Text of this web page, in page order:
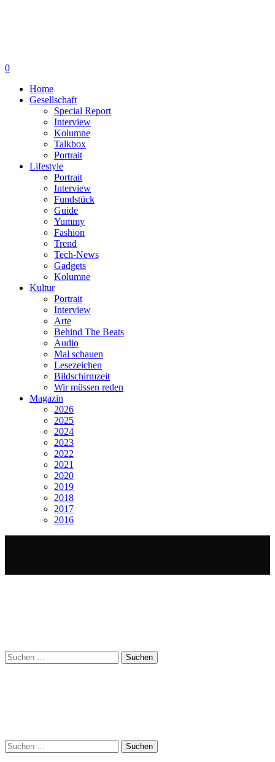
0
Home
Gesellschaft
Special Report
Interview
Kolumne
Talkbox
Portrait
Lifestyle
Portrait
Interview
Fundstück
Guide
Yummy
Fashion
Trend
Tech-News
Gadgets
Kolumne
Kultur
Portrait
Interview
Arte
Behind The Beats
Audio
Mal schauen
Lesezeichen
Bildschirmzeit
Wir müssen reden
Magazin
2026
2025
2024
2023
2022
2021
2020
2019
2018
2017
2016
Suchen
nach:
Suchen
nach: